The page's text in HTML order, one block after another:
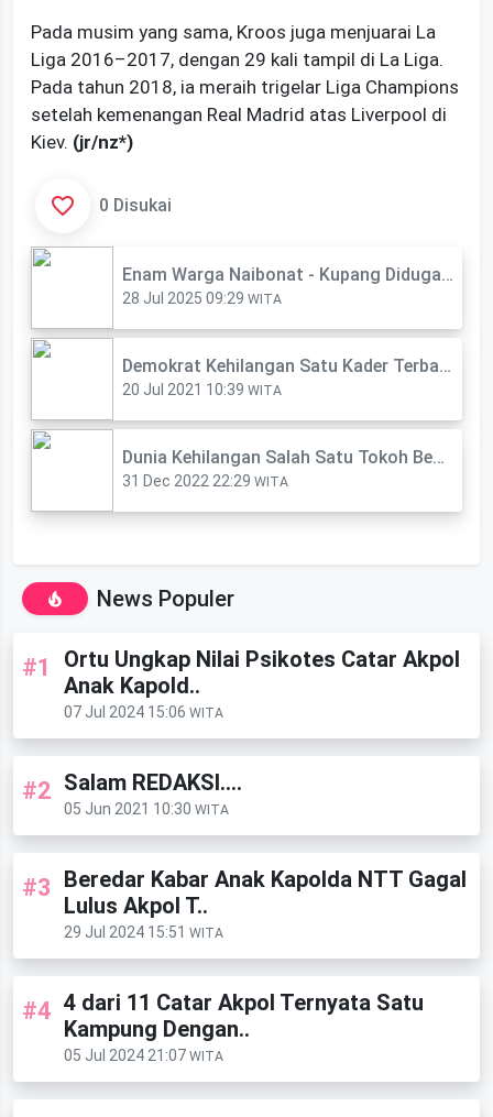
Pada musim yang sama, Kroos juga menjuarai La
Liga 2016–2017, dengan 29 kali tampil di La Liga.
Pada tahun 2018, ia meraih trigelar Liga Champions
setelah kemenangan Real Madrid atas Liverpool di
Kiev. (jr/nz*)
0 Disukai
Enam Warga Naibonat - Kupang Diduga Digigit Anjing Rabies, Satu Meninggal Dunia
28 Jul 2025 09:29 WITA
Demokrat Kehilangan Satu Kader Terbaik di DPRD Kupang
20 Jul 2021 10:39 WITA
Dunia Kehilangan Salah Satu Tokoh Besar Abad ke-21
31 Dec 2022 22:29 WITA
News Populer
#1
Ortu Ungkap Nilai Psikotes Catar Akpol
Anak Kapold..
07 Jul 2024 15:06 WITA
#2 Salam REDAKSI....
05 Jun 2021 10:30 WITA
#3 Beredar Kabar Anak Kapolda NTT Gagal
Lulus Akpol T..
29 Jul 2024 15:51 WITA
#4 4 dari 11 Catar Akpol Ternyata Satu
Kampung Dengan..
05 Jul 2024 21:07 WITA